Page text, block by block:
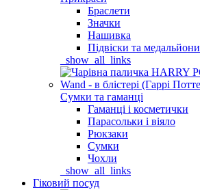
Браслети
Значки
Нашивка
Підвіски та медальйони
_show_all_links
Сумки та гаманці
Гаманці і косметички
Парасольки і віяло
Рюкзаки
Сумки
Чохли
_show_all_links
Гіковий посуд